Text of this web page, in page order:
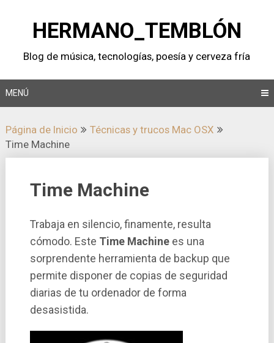
contenidoHERMANO_TEMBLÓN
Blog de música, tecnologí­as, poesí­a y cerveza frí­a
MENÚ
Página de Inicio
Técnicas y trucos Mac OSX
Time Machine
Time Machine
Trabaja en silencio, finamente, resulta
cómodo. Este Time Machinees una
sorprendente herramienta de backup que
permite disponer de copias de seguridad
diarias de tu ordenador de forma
desasistida.